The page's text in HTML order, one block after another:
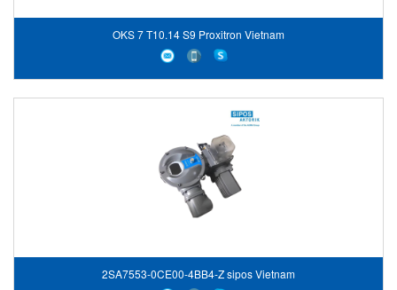
OKS 7 T10.14 S9 Proxitron Vietnam
2SA7553-0CE00-4BB4-Z sipos Vietnam